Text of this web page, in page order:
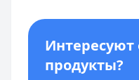
продукты?